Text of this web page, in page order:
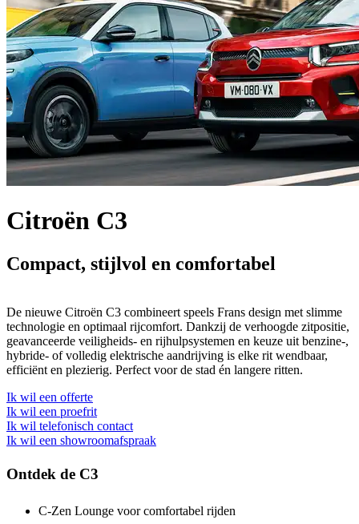
Citroën C3
Compact, stijlvol en comfortabel
De nieuwe Citroën C3 combineert speels Frans design met slimme
technologie en optimaal rijcomfort. Dankzij de verhoogde zitpositie,
geavanceerde veiligheids- en rijhulpsystemen en keuze uit benzine-,
hybride- of volledig elektrische aandrijving is elke rit wendbaar,
efficiënt en plezierig. Perfect voor de stad én langere ritten.
Ik wil een offerte
Ik wil een proefrit
Ik wil telefonisch contact
Ik wil een showroomafspraak
Ontdek de C3
C-Zen Lounge voor comfortabel rijden